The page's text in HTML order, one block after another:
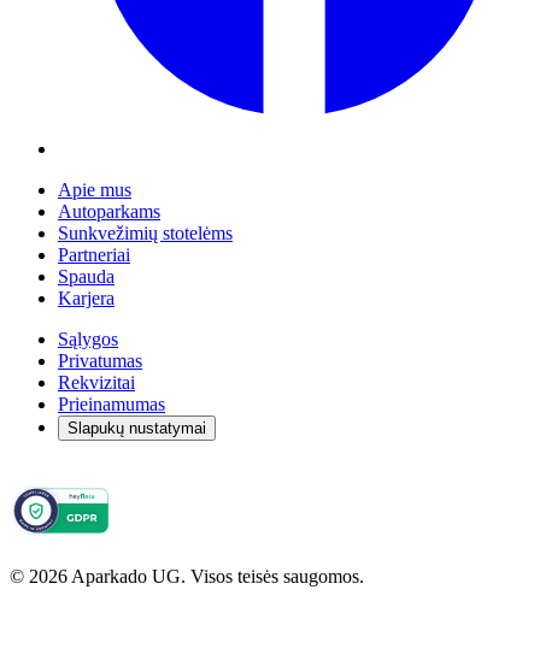
Apie mus
Autoparkams
Sunkvežimių stotelėms
Partneriai
Spauda
Karjera
Sąlygos
Privatumas
Rekvizitai
Prieinamumas
Slapukų nustatymai
© 2026 Aparkado UG. Visos teisės saugomos.